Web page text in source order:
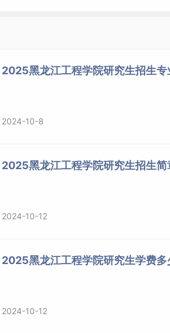
2025黑龙江工程学院研究生招生专
2024-10-8
2025黑龙江工程学院研究生招生简
2024-10-12
2025黑龙江工程学院研究生学费
2024-10-12